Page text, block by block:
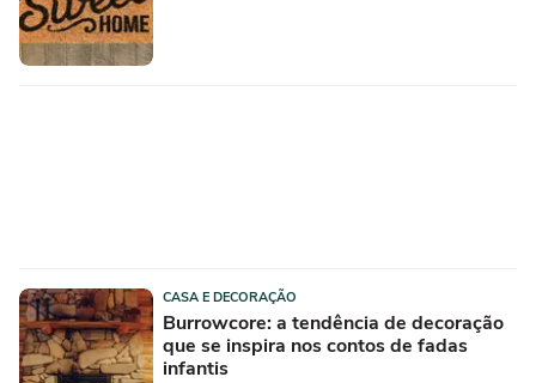
CASA E DECORAÇÃO
Burrowcore: a tendência de decoração
que se inspira nos contos de fadas
infantis